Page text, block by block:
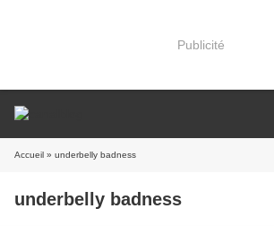
Publicité
Accueil » underbelly badness
underbelly badness